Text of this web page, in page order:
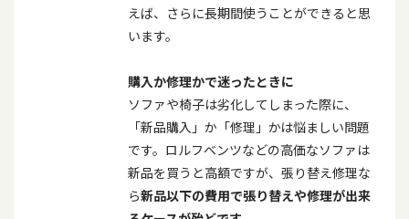
えば、さらに長期間使うことができると思
います。
購入か修理かで迷ったときに
ソファや椅子は劣化してしまった際に、
「新品購入」か「修理」かは悩ましい問題
です。ロルフベンツなどの高価なソファは
新品を買うと高額ですが、張り替え修理な
ら新品以下の費用で張り替えや修理が出来